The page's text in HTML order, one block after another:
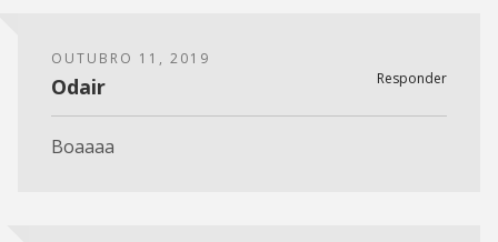
OUTUBRO 11, 2019
Responder
Odair
Boaaaa